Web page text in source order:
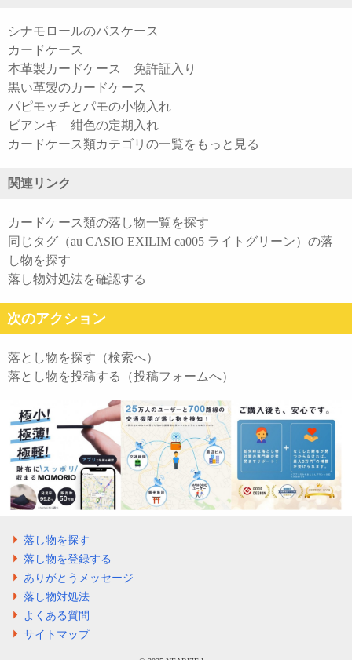
シナモロールのパスケース
カードケース
本革製カードケース 免許証入り
黒い革製のカードケース
パピモッチとパモの小物入れ
ビアンキ 紺色の定期入れ
カードケース類カテゴリの一覧をもっと見る
関連リンク
カードケース類の落し物一覧を探す
同じタグ（au CASIO EXILIM ca005 ライトグリーン）の落
し物を探す
落し物対処法を確認する
次のアクション
落とし物を探す（検索へ）
落とし物を投稿する（投稿フォームへ）
落し物を探す
落し物を登録する
ありがとうメッセージ
落し物対処法
よくある質問
サイトマップ